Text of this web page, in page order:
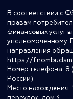
В соответствии с
правам
финансовых услуг
уполномоченному.
направления
https://
Номер телефона: 8
России)
Место нахождения: